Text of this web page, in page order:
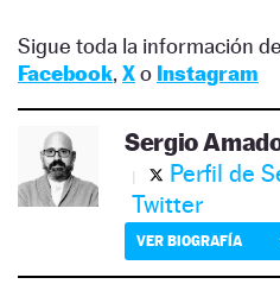
Sigue toda la información
Facebook, Xo Instagram
Sergio
Perfil de
Twitter
VER BIOGRAFÍA